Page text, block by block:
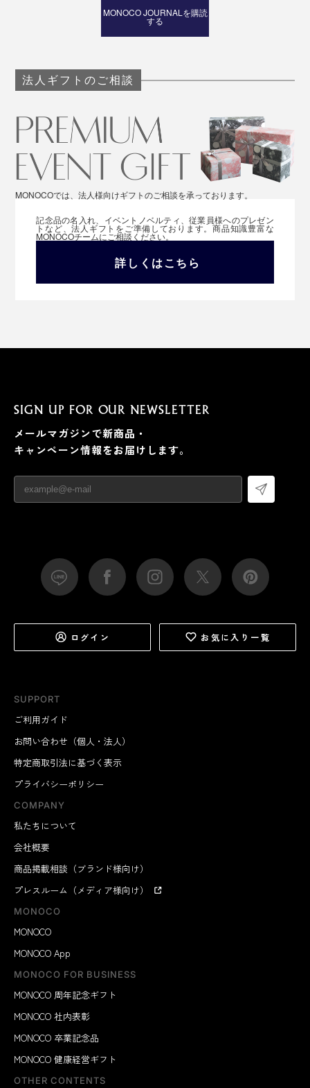
MONOCO JOURNALを購読
する
法人ギフトのご相談
MONOCOでは、法人様向けギフトのご相談を承っております。
記念品の名入れ、イベントノベルティ、従業員様へのプレゼン
トなど、法人ギフトをご準備しております。商品知識豊富な
MONOCOチームにご相談ください。
詳しくはこちら
SUPPORT
ご利用ガイド
お問い合わせ（個人・法人）
特定商取引法に基づく表示
プライバシーポリシー
COMPANY
私たちについて
会社概要
商品掲載相談（ブランド様向け）
プレスルーム（メディア様向け）
MONOCO
MONOCO
MONOCO App
MONOCO FOR BUSINESS
MONOCO 周年記念ギフト
MONOCO 社内表彰
MONOCO 卒業記念品
MONOCO 健康経営ギフト
OTHER CONTENTS
SIGN UP FOR OUR NEWSLETTER
メールマガジンで新商品・
キャンペーン情報をお届けします。
ログイン お気に入り一覧